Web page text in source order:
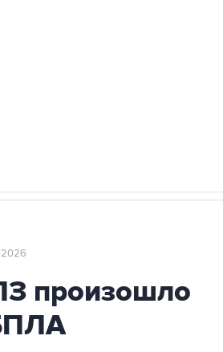
2026
произошло